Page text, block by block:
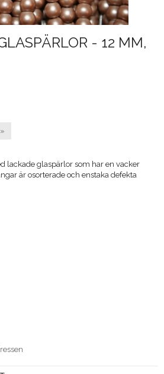
- 12 MM,
lackade glaspärlor som har en vacker
är osorterade och enstaka defekta